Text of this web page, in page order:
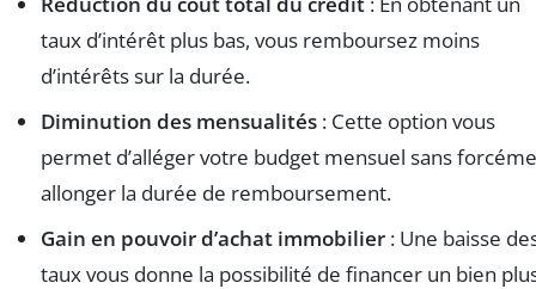
taux d’intérêt plus bas, vous remboursez moins
d’intérêts sur la durée.
Diminution des mensualités : Cette option vous
permet d’alléger votre budget mensuel sans
allonger la durée de remboursement.
Gain en pouvoir d’achat immobilier : Une baisse
taux vous donne la possibilité de financer un bien